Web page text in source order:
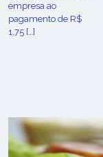
empresa ao
pagamento de R$
1,75 […]